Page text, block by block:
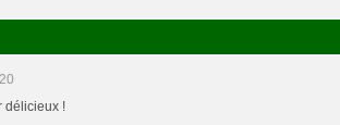
délicieux !